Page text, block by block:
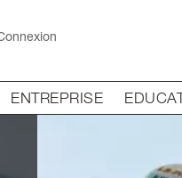
ENTREPRISE